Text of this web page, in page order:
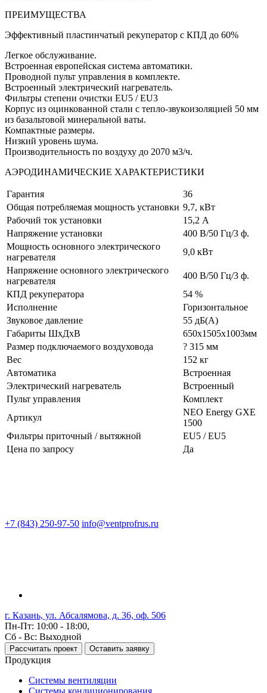
ПРЕИМУЩЕСТВА
Эффективный пластинчатый рекуператор с КПД до 60%
Легкое обслуживание.
Встроенная европейская система автоматики.
Проводной пульт управления в комплекте.
Встроенный электрический нагреватель.
Фильтры степени очистки EU5 / EU3
Корпус из оцинкованной стали с тепло-звукоизоляцией 50 мм
из базальтовой минеральной ваты.
Компактные размеры.
Низкий уровень шума.
Производительность по воздуху до 2070 м3/ч.
АЭРОДИНАМИЧЕСКИЕ ХАРАКТЕРИСТИКИ
Гарантия
36
Общая потребляемая мощность установки 9,7, кВт
Рабочий ток установки
15,2 А
Напряжение установки
400 В/50 Гц/3 ф.
Мощность основного электрического
нагревателя
9,0 кВт
Напряжение основного электрического
нагревателя
400 В/50 Гц/3 ф.
КПД рекуператора
54 %
Исполнение
Горизонтальное
Звуковое давление
55 дБ(А)
Габариты ШхДхВ
650х1505х1003мм
Размер подключаемого воздуховода
? 315 мм
Вес
152 кг
Автоматика
Встроенная
Электрический нагреватель
Встроенный
Пульт управления
Комплект
Артикул
NEO Energy GXE
1500
Фильтры приточный / вытяжной
EU5 / EU5
Цена по запросу
Да
+7 (843) 250-97-50 info@ventprofrus.ru
г. Казань, ул. Абсалямова, д. 36, оф. 506
Пн-Пт: 10:00 - 18:00,
Сб - Вс: Выходной
Рассчитать проект Оставить заявку
Продукция
Системы вентиляции
Системы кондиционирования